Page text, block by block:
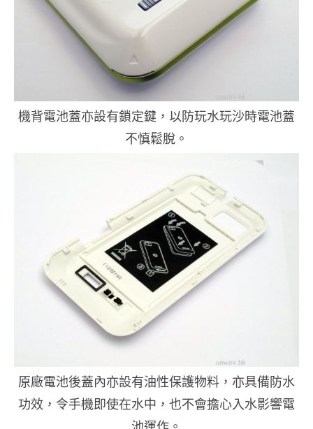
機背電池蓋亦設有鎖定鍵，以防玩水玩沙時電池蓋
不慎鬆脫。
原廠電池後蓋內亦設有油性保護物料，亦具備防水
功效，令手機即使在水中，也不會擔心入水影響電